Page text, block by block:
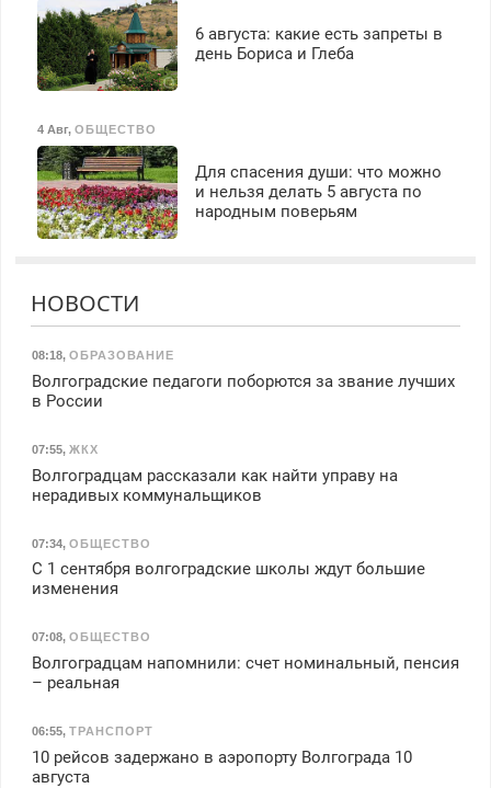
6 августа: какие есть запреты в
день Бориса и Глеба
4 Авг, ОБЩЕСТВО
Для спасения души: что можно
и нельзя делать 5 августа по
народным поверьям
НОВОСТИ
08:18, ОБРАЗОВАНИЕ
Волгоградские педагоги поборются за звание лучших
в России
07:55, ЖКХ
Волгоградцам рассказали как найти управу на
нерадивых коммунальщиков
07:34, ОБЩЕСТВО
С 1 сентября волгоградские школы ждут большие
изменения
07:08, ОБЩЕСТВО
Волгоградцам напомнили: счет номинальный, пенсия
– реальная
06:55, ТРАНСПОРТ
10 рейсов задержано в аэропорту Волгограда 10
августа